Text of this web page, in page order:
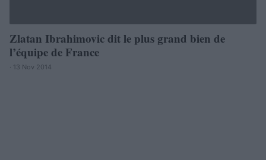
Zlatan Ibrahimovic dit le plus grand bien de
l’équipe de France
· 13 Nov 2014